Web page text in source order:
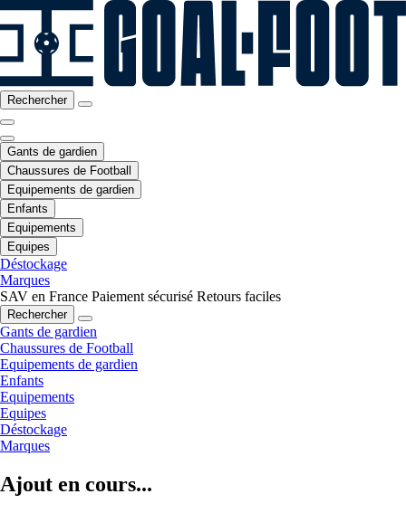
Rechercher
Gants de gardien
Chaussures de Football
Equipements de gardien
Enfants
Equipements
Equipes
Déstockage
Marques
SAV en France Paiement sécurisé Retours faciles
Rechercher
Gants de gardien
Chaussures de Football
Equipements de gardien
Enfants
Equipements
Equipes
Déstockage
Marques
Ajout en cours...